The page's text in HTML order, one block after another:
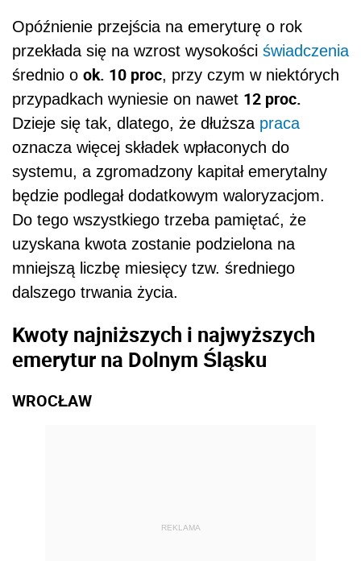
Opóźnienie przejścia na emeryturę o rok
przekłada się na wzrost wysokości świadczenia
średnio o ok. 10 proc, przy czym w niektórych
przypadkach wyniesie on nawet 12 proc.
Dzieje się tak, dlatego, że dłuższa praca
oznacza więcej składek wpłaconych do
systemu, a zgromadzony kapitał emerytalny
będzie podlegał dodatkowym waloryzacjom.
Do tego wszystkiego trzeba pamiętać, że
uzyskana kwota zostanie podzielona na
mniejszą liczbę miesięcy tzw. średniego
dalszego trwania życia.
Kwoty najniższych i najwyższych
emerytur na Dolnym Śląsku
WROCŁAW
REKLAMA